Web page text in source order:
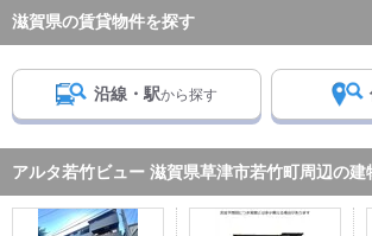
滋賀県の賃貸物件を探す
沿線・駅から探す
アルタ若竹ビュー 滋賀県草津市若竹町周辺の建